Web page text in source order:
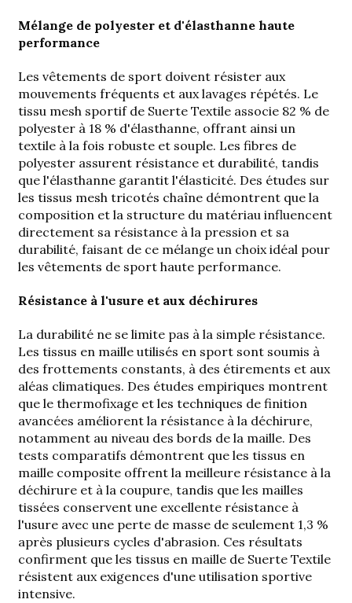
Mélange de polyester et d'élasthanne haute
performance
Les vêtements de sport doivent résister aux
mouvements fréquents et aux lavages répétés. Le
tissu mesh sportif de Suerte Textile associe 82 % de
polyester à 18 % d'élasthanne, offrant ainsi un
textile à la fois robuste et souple. Les fibres de
polyester assurent résistance et durabilité, tandis
que l'élasthanne garantit l'élasticité. Des études sur
les tissus mesh tricotés chaîne démontrent que la
composition et la structure du matériau influencent
directement sa résistance à la pression et sa
durabilité, faisant de ce mélange un choix idéal pour
les vêtements de sport haute performance.
Résistance à l'usure et aux déchirures
La durabilité ne se limite pas à la simple résistance.
Les tissus en maille utilisés en sport sont soumis à
des frottements constants, à des étirements et aux
aléas climatiques. Des études empiriques montrent
que le thermofixage et les techniques de finition
avancées améliorent la résistance à la déchirure,
notamment au niveau des bords de la maille. Des
tests comparatifs démontrent que les tissus en
maille composite offrent la meilleure résistance à la
déchirure et à la coupure, tandis que les mailles
tissées conservent une excellente résistance à
l'usure avec une perte de masse de seulement 1,3 %
après plusieurs cycles d'abrasion. Ces résultats
confirment que les tissus en maille de Suerte Textile
résistent aux exigences d'une utilisation sportive
intensive.